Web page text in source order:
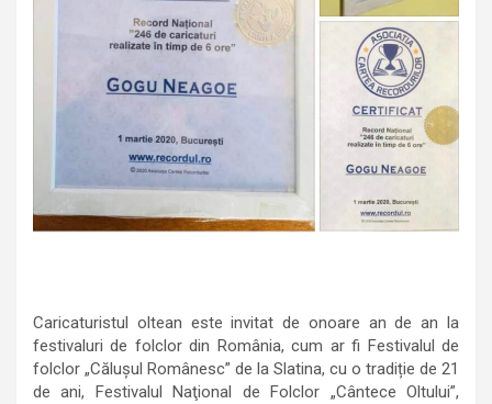
Caricaturistul oltean este invitat de onoare an de an la
festivaluri de folclor din România, cum ar fi Festivalul de
folclor „Căluşul Românesc” de la Slatina, cu o tradiție de 21
de ani, Festivalul Naţional de Folclor „Cântece Oltului”,